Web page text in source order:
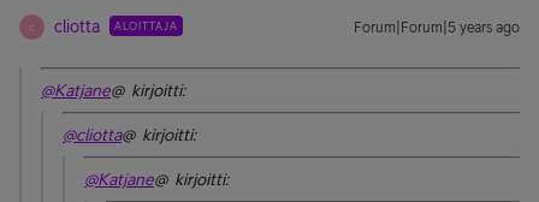
C cliotta ALOITTAJA Forum|Forum|5 years ago
@Katjane@ kirjoitti:
@cliotta@ kirjoitti:
@Katjane@ kirjoitti: